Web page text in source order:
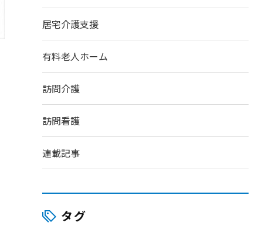
居宅介護支援
有料老人ホーム
訪問介護
訪問看護
連載記事
タグ